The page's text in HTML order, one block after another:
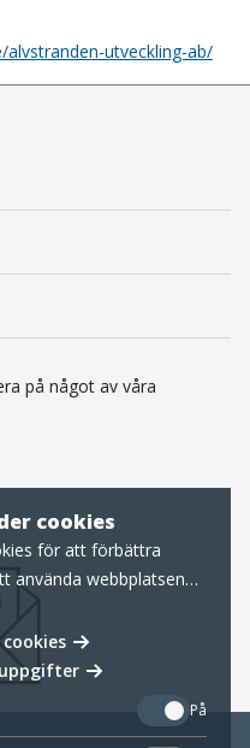
cookies
för att förbättra
använda webbplatsen
läs mer nedan om
På
utveckling-ab/
på något av våra